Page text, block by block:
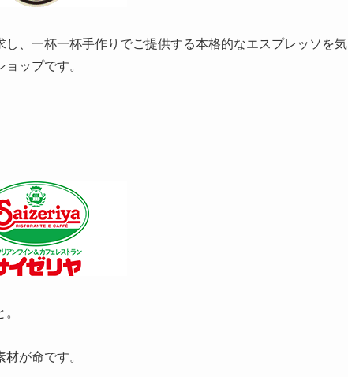
、一杯一杯手作りでご提供する本格的なエスプレッソを気
ップです。
が命です。